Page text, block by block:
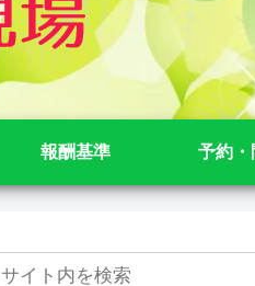
報酬基準 予約・